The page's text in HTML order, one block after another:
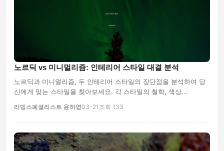
노르딕 vs 미니멀리즘: 인테리어 스타일 대결 분석
노르딕과 미니멀리즘, 두 인테리어 스타일의 장단점을 분석하여 당
신에게 맞는 스타일을 찾아보세요. 각 스타일의 철학, 색상...
리빙스페셜리스트 윤하영03-21 조회 133